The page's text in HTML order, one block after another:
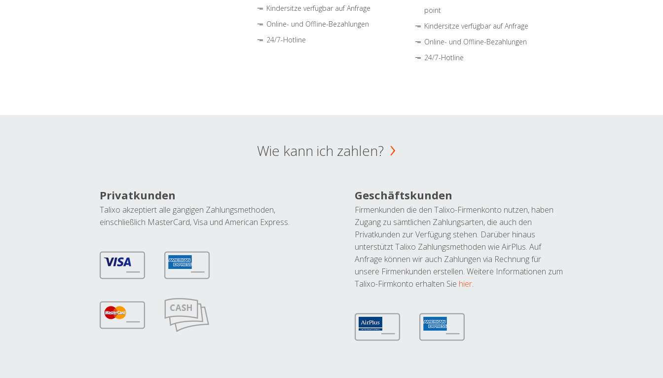
Kindersitze verfügbar auf Anfrage
Online- und Offline-Bezahlungen
24/7-Hotline
point
Kindersitze verfügbar auf Anfrage
Online- und Offline-Bezahlungen
24/7-Hotline
Wie kann ich zahlen?
Privatkunden
Talixo akzeptiert alle gängigen Zahlungsmethoden,
einschließlich MasterCard, Visa und American Express.
Geschäftskunden
Firmenkunden die den Talixo-Firmenkonto nutzen, haben
Zugang zu sämtlichen Zahlungsarten, die auch den
Privatkunden zur Verfügung stehen. Darüber hinaus
unterstützt Talixo Zahlungsmethoden wie AirPlus. Auf
Anfrage können wir auch Zahlungen via Rechnung für
unsere Firmenkunden erstellen. Weitere Informationen zum
Talixo-Firmkonto erhalten Sie hier.